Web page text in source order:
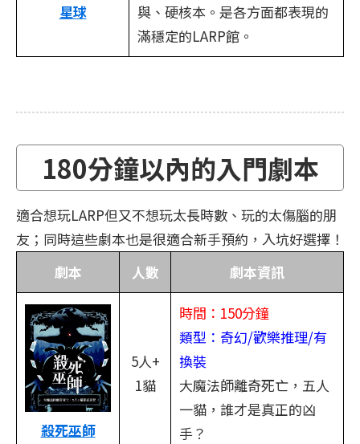
星球
與、硬核本。是各方面都表現的
滿穩定的LARP館。
180分鐘以內的入門劇本
適合想玩LARP但又不想玩太長時數、玩的太傷腦的朋
友；同時這些劇本也是很適合新手預約，入坑好選擇！
劇本
人數 劇本資訊
殺死巫師
5人+
1貓
時間：150分鐘
類型：奇幻/歡樂推理/有
換裝
大魔法師離奇死亡，五人
一貓，誰才是真正的凶
手？